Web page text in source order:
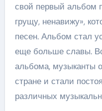
свой первый альбом
грущу, ненавижу»,
песен. Альбом стал
еще больше славы.
альбома, музыканты
стране и стали
различных